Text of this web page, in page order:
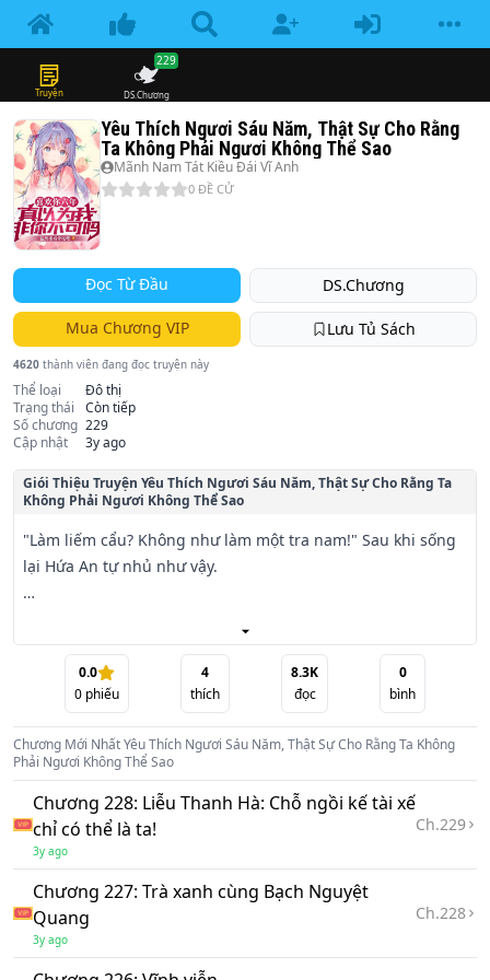
Truyện DS.Chương
229
Yêu Thích Ngươi Sáu Năm, Thật Sự Cho Rằng
Ta Không Phải Ngươi Không Thể Sao
Mãnh Nam Tát Kiều Đái Vĩ Anh
0 ĐỀ CỬ
Đọc Từ Đầu DS.Chương
Mua Chương VIP Lưu Tủ Sách
4620 thành viên đang đọc truyện này
Thể loại
Đô thị
Trạng thái
Còn tiếp
Số chương 229
Cập nhật
3y ago
Giói Thiệu Truyện Yêu Thích Ngươi Sáu Năm, Thật Sự Cho Rằng Ta
Không Phải Ngươi Không Thể Sao
"Làm liếm cẩu? Không như làm một tra nam!" Sau khi sống
lại Hứa An tự nhủ như vậy.
ngây thơ thiếu niên đến 18 thành người, luận thâm tình,
không có ai so được với hắn, luận lãng mạn, cũng không có
người có thể so sánh hắn biết. Có thể quay đầu lại, hắn vẫn
là bị tổn thương được ngàn vết lỗ thủng.
Đối mặt Hứa An biến hóa, Liễu Thanh Hà chỉ coi hắn là tại
phát cáu mà thôi.
Nàng tưởng rằng, chỉ cần nàng đi chậm rãi chút, Hứa An
liền sẽ giống như cái tiểu cẩu một dạng lại trở lại bên cạnh
nàng, để lộ ra cười ngây ngô tiếp tục lấy lòng nàng. Mà khi
nàng từng bước hối hận thì, lại phát hiện mình rõ ràng đã
chậm lại bước chân, cũng mặc kệ nàng làm sao quay đầu
0.0
0 phiếu
4
thích
8.3K
đọc
0
bình
Chương Mới NhấtYêu Thích Ngươi Sáu Năm, Thật Sự Cho Rằng Ta Không
Phải Ngươi Không Thể Sao
Chương 228: Liễu Thanh Hà: Chỗ ngồi kế tài xế
chỉ có thể là ta!
3y ago
Ch.229
Chương 227: Trà xanh cùng Bạch Nguyệt
Quang
3y ago
Ch.228